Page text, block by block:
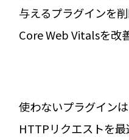
与えるプラグインを
Core Web Vitalsを改
使わないプラグイン
HTTPリクエストを